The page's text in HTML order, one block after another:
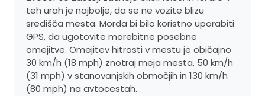
teh urah je najbolje, da se ne vozite blizu
središča mesta. Morda bi bilo koristno uporabiti
GPS, da ugotovite morebitne posebne
omejitve. Omejitev hitrosti v mestu je običajno
30 km/h (18 mph) znotraj meja mesta, 50 km/h
(31 mph) v stanovanjskih območjih in 130 km/h
(80 mph) na avtocestah.